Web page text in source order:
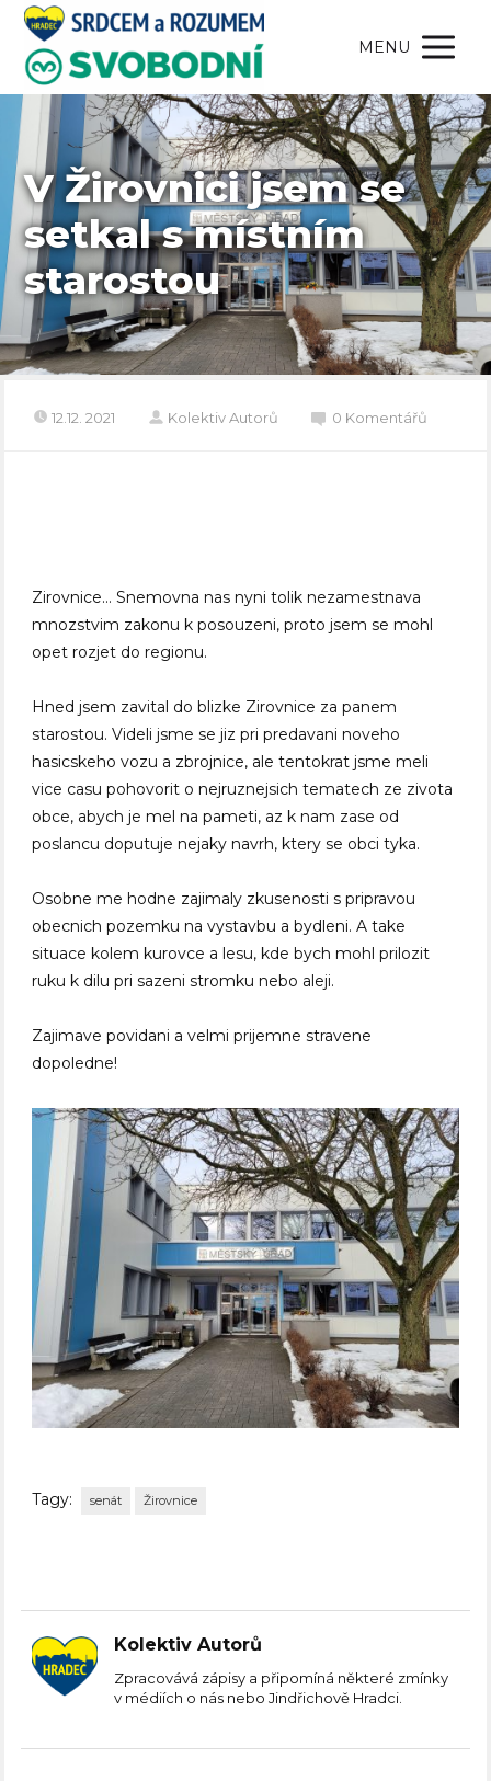
MENU
V Žirovnici jsem se
setkal s místním
starostou
12.12. 2021 Kolektiv Autorů 0 Komentářů
Zirovnice… Snemovna nas nyni tolik nezamestnava
mnozstvim zakonu k posouzeni, proto jsem se mohl
opet rozjet do regionu.
Hned jsem zavital do blizke Zirovnice za panem
starostou. Videli jsme se jiz pri predavani noveho
hasicskeho vozu a zbrojnice, ale tentokrat jsme meli
vice casu pohovorit o nejruznejsich tematech ze zivota
obce, abych je mel na pameti, az k nam zase od
poslancu doputuje nejaky navrh, ktery se obci tyka.
Osobne me hodne zajimaly zkusenosti s pripravou
obecnich pozemku na vystavbu a bydleni. A take
situace kolem kurovce a lesu, kde bych mohl prilozit
ruku k dilu pri sazeni stromku nebo aleji.
Zajimave povidani a velmi prijemne stravene
dopoledne!
Tagy: senát Žirovnice
Kolektiv Autorů
Zpracovává zápisy a připomíná některé zmínky
v médiích o nás nebo Jindřichově Hradci.